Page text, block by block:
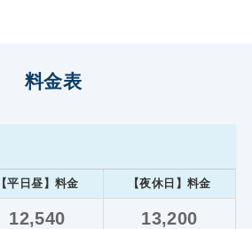
料金表
【平日昼】料金 【夜休日】料金
12,540 13,200